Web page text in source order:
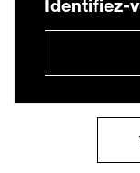
Identifiez-